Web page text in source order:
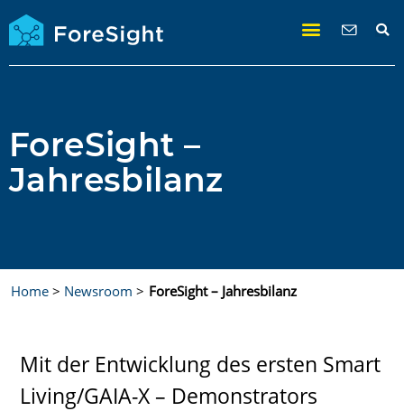
ForeSight –
Jahresbilanz
Home > Newsroom > ForeSight – Jahresbilanz
Mit der Entwicklung des ersten Smart
Living/GAIA-X – Demonstrators